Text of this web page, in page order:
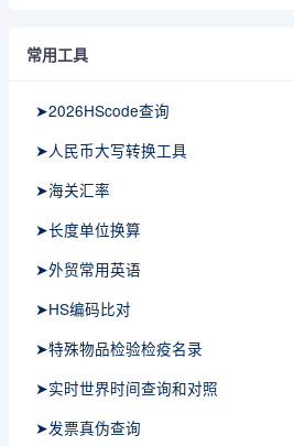
常用工具
➤2026HScode查询
➤人民币大写转换工具
➤海关汇率
➤长度单位换算
➤外贸常用英语
➤HS编码比对
➤特殊物品检验检疫名录
➤实时世界时间查询和对照
➤发票真伪查询